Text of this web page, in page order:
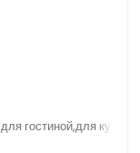
гостиной,для кухни